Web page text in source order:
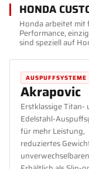
HONDA
Honda arbeitet mit
Performance,
sind speziell auf
AUSPUFFSYSTEME
Akrapovic
Erstklassige Titan-
Edelstahl-
für mehr Leistung,
reduziertes